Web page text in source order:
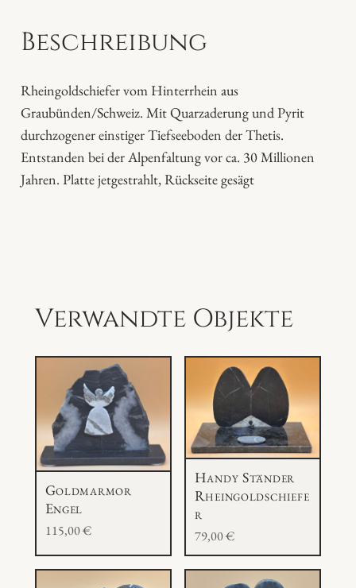
s
h
e
f
e
r
Beschreibung
Rheingoldschiefer vom Hinterrhein aus
Graubünden/Schweiz. Mit Quarzaderung und Pyrit
durchzogener einstiger Tiefseeboden der Thetis.
Entstanden bei der Alpenfaltung vor ca. 30 Millionen
Jahren. Platte jetgestrahlt, Rückseite gesägt
Verwandte Objekte
Goldmarmor
Engel
115,00€
Handy Ständer
Rheingoldschiefe
r
79,00€